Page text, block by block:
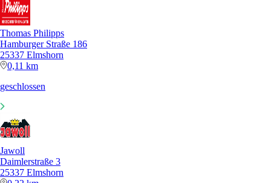
Thomas Philipps
Hamburger Straße 186
25337 Elmshorn
0,11 km
geschlossen
Jawoll
Daimlerstraße 3
25337 Elmshorn